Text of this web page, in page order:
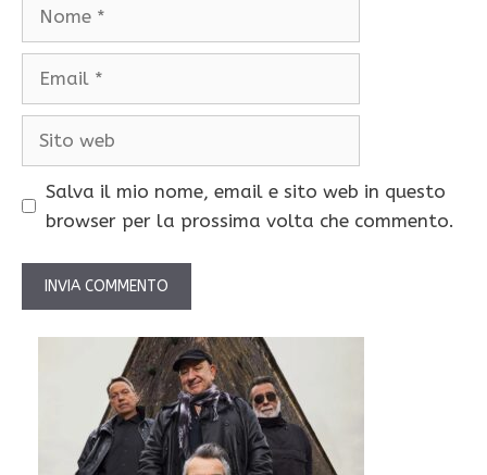
Salva il mio nome, email e sito web in questo
browser per la prossima volta che commento.